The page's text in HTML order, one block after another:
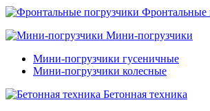
Фронтальные
Мини-погрузчики
Мини-погрузчики гусеничные
Мини-погрузчики колесные
Бетонная техника